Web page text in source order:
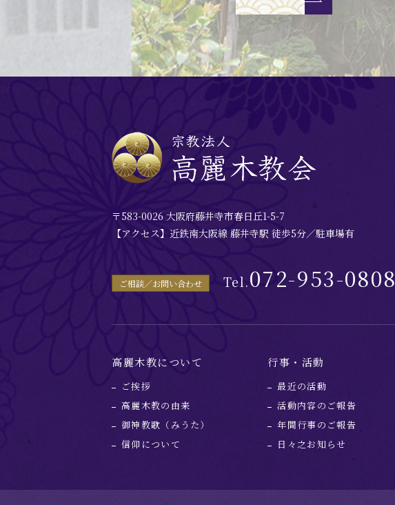
〒583-0026 大阪府藤井寺市春日丘1-5-7
【アクセス】近鉄南大阪線 藤井寺駅 徒歩5分／駐車場有
ご相談／お問い合わせ Tel.072-953-0808
高麗木教について
ご挨拶
高麗木教の由来
御神教歌（みうた）
信仰について
行事・活動
最近の活動
活動内容のご報告
年間行事のご報告
日々之お知らせ